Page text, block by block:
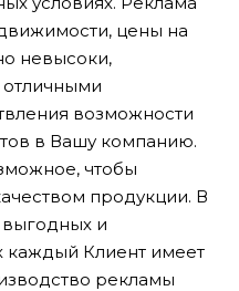
цены на
невысоки,
отличными
возможности
в Вашу компанию.
чтобы
продукции. В
и
каждый Клиент имеет
рекламы